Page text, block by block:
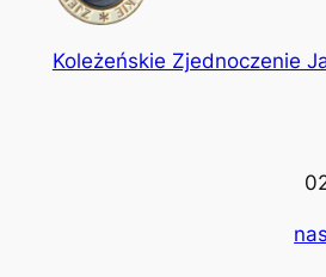
Koleżeńskie Zjednoczenie